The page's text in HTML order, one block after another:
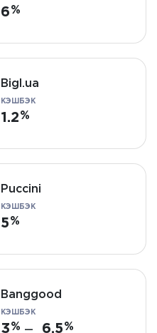
6
Bigl.ua
КЭШБЭК
1.2
Puccini
КЭШБЭК
5
Banggood
КЭШБЭК
3 — 6.5